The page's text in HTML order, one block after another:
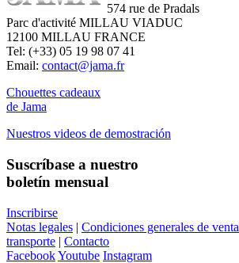
574 rue de Pradals
Parc d'activité MILLAU VIADUC
12100 MILLAU FRANCE
Tel: (+33) 05 19 98 07 41
Email: contact@jama.fr
Chouettes cadeaux
de Jama
Nuestros videos de demostración
Suscríbase a nuestro
boletín mensual
Inscribirse
Notas legales | Condiciones generales de venta
transporte | Contacto
FacebookYoutube Instagram